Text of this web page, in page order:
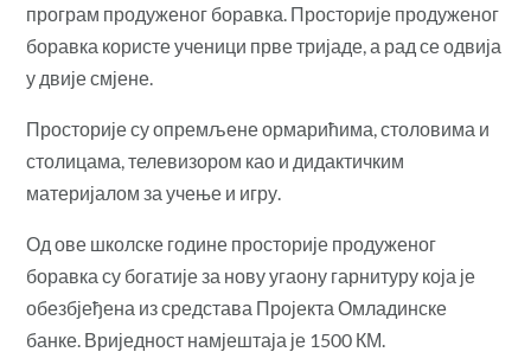
програм продуженог боравка. Просторије продуженог
боравка користе ученици прве тријаде, а рад се одвија
у двије смјене.
Просторије су опремљене ормарићима, столовима и
столицама, телевизором као и дидактичким
материјалом за учење и игру.
Од ове школске године просторије продуженог
боравка су богатије за нову угаону гарнитуру која је
обезбјеђена из средстава Пројекта Омладинске
банке. Вриједност намјештаја је 1500 КМ.